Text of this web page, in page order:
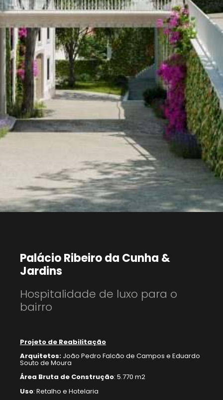
Palácio Ribeiro da Cunha &
Jardins
Hospitalidade de luxo para o
bairro
Projeto de Reabilitação
Arquitetos: João Pedro Falcão de Campos e Eduardo
Souto de Moura
Área Bruta de Construção: 5.770 m2
Uso: Retalho e Hotelaria